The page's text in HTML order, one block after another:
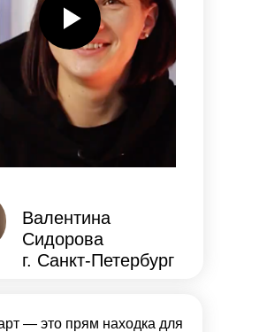
— это прям находка для
Валентина
Сидорова
г. Санкт-Петербург